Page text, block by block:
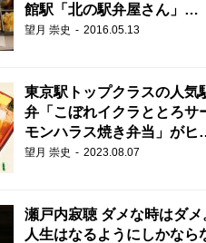
館駅「北の駅弁屋さん」
(1,300円) 【ライター望月
望月 崇史 2016.05.13
東京駅トップクラスの人気
弁「こぼれイクラととろサ
モンハラス焼き弁当」がヒ
トに繋がった理由
望月 崇史 2023.08.07
瀬戸内寂聴 ダメな時はダメ
人生はなるようにしかなら